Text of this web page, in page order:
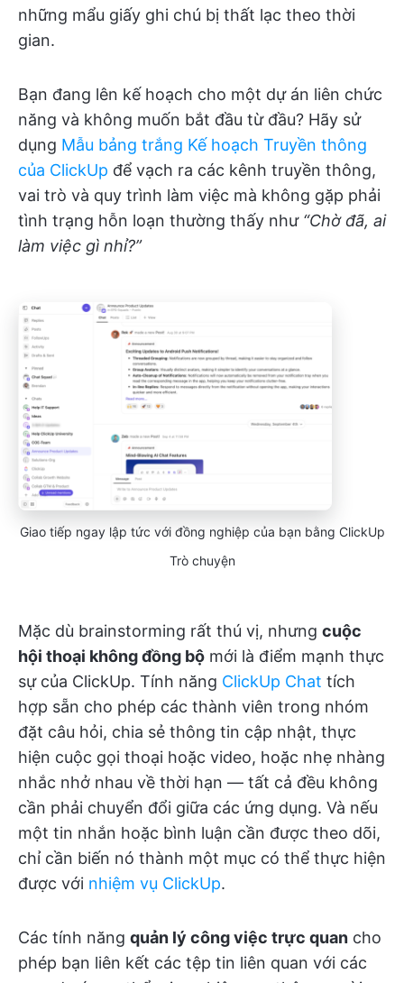
những mẩu giấy ghi chú bị thất lạc theo thời
gian.
Bạn đang lên kế hoạch cho một dự án liên chức
năng và không muốn bắt đầu từ đầu? Hãy sử
dụng Mẫu bảng trắng Kế hoạch Truyền thông
của ClickUp để vạch ra các kênh truyền thông,
vai trò và quy trình làm việc mà không gặp phải
tình trạng hỗn loạn thường thấy như “Chờ đã, ai
làm việc gì nhỉ?”
Giao tiếp ngay lập tức với đồng nghiệp của bạn bằng ClickUp
Trò chuyện
Mặc dù brainstorming rất thú vị, nhưng cuộc
hội thoại không đồng bộ mới là điểm mạnh thực
sự của ClickUp. Tính năng ClickUp Chat tích
hợp sẵn cho phép các thành viên trong nhóm
đặt câu hỏi, chia sẻ thông tin cập nhật, thực
hiện cuộc gọi thoại hoặc video, hoặc nhẹ nhàng
nhắc nhở nhau về thời hạn — tất cả đều không
cần phải chuyển đổi giữa các ứng dụng. Và nếu
một tin nhắn hoặc bình luận cần được theo dõi,
chỉ cần biến nó thành một mục có thể thực hiện
được với nhiệm vụ ClickUp.
Các tính năng quản lý công việc trực quan cho
phép bạn liên kết các tệp tin liên quan với các